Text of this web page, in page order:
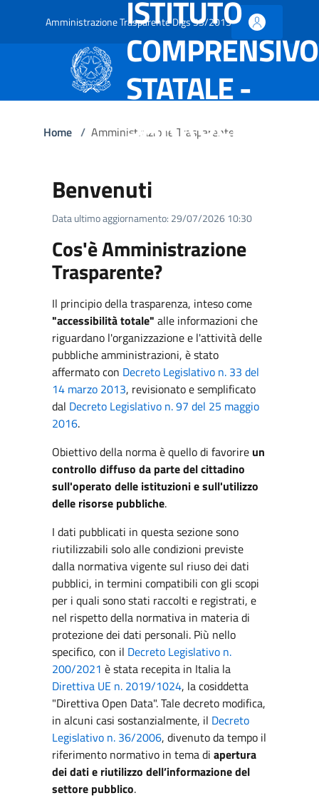
Amministrazione Trasparente Dlgs 33/2013
ISTITUTO
COMPRENSIVO
STATALE -
SARROCH
Home / Amministrazione Trasparente
Benvenuti
Data ultimo aggiornamento: 29/07/2026 10:30
Cos'è Amministrazione
Trasparente?
Il principio della trasparenza, inteso come
"accessibilità totale" alle informazioni che
riguardano l'organizzazione e l'attività delle
pubbliche amministrazioni, è stato
affermato con Decreto Legislativo n. 33 del
14 marzo 2013, revisionato e semplificato
dal Decreto Legislativo n. 97 del 25 maggio
2016.
Obiettivo della norma è quello di favorire un
controllo diffuso da parte del cittadino
sull'operato delle istituzioni e sull'utilizzo
delle risorse pubbliche.
I dati pubblicati in questa sezione sono
riutilizzabili solo alle condizioni previste
dalla normativa vigente sul riuso dei dati
pubblici, in termini compatibili con gli scopi
per i quali sono stati raccolti e registrati, e
nel rispetto della normativa in materia di
protezione dei dati personali. Più nello
specifico, con il Decreto Legislativo n.
200/2021 è stata recepita in Italia la
Direttiva UE n. 2019/1024, la cosiddetta
"Direttiva Open Data". Tale decreto modifica,
in alcuni casi sostanzialmente, il Decreto
Legislativo n. 36/2006, divenuto da tempo il
riferimento normativo in tema diapertura
dei dati e riutilizzo dell’informazione del
settore pubblico.